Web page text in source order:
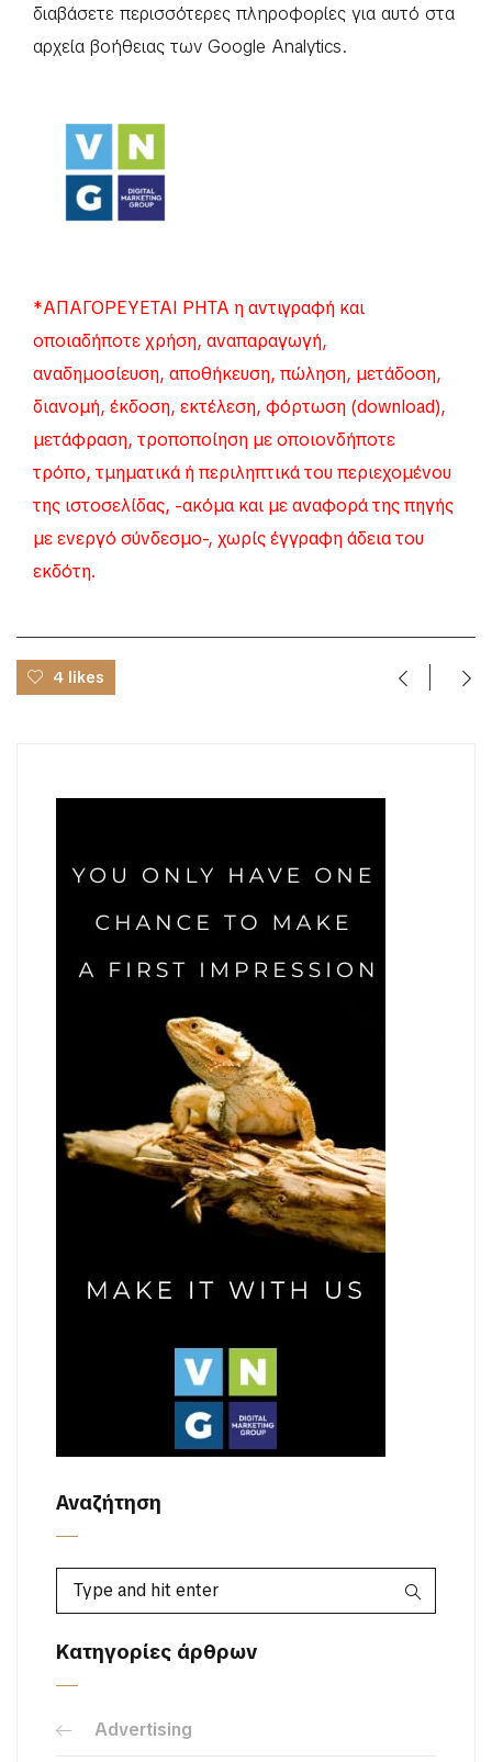
διαβάσετε περισσότερες πληροφορίες για αυτό στα
αρχεία βοήθειας των Google Analytics.
*ΑΠΑΓΟΡΕΥΕΤΑΙ ΡΗΤΑ η αντιγραφή και
οποιαδήποτε χρήση, αναπαραγωγή,
αναδημοσίευση, αποθήκευση, πώληση, μετάδοση,
διανομή, έκδοση, εκτέλεση, φόρτωση (download),
μετάφραση, τροποποίηση με οποιονδήποτε
τρόπο, τμηματικά ή περιληπτικά του περιεχομένου
της ιστοσελίδας, -ακόμα και με αναφορά της πηγής
με ενεργό σύνδεσμο-, χωρίς έγγραφη άδεια του
εκδότη.
4 likes
Αναζήτηση
Κατηγορίες άρθρων
Advertising